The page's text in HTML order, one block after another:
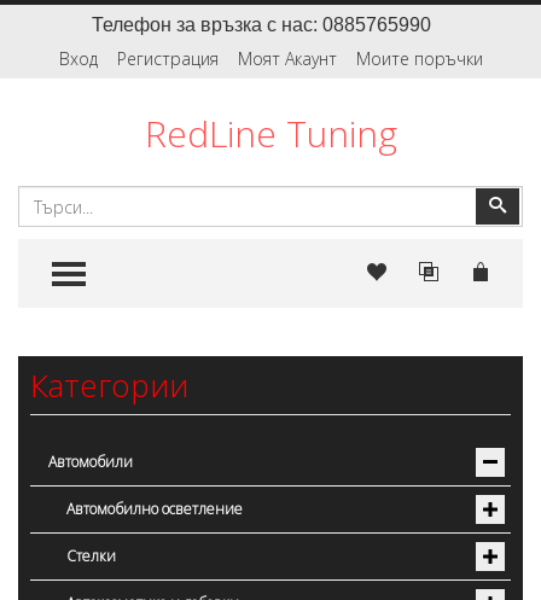
Телефон за връзка с нас: 0885765990
Вход Регистрация Моят Акаунт Моите поръчки
RedLine Tuning
TOGGLE MENU
Категории
Автомобили
Автомобилно осветление
Стелки